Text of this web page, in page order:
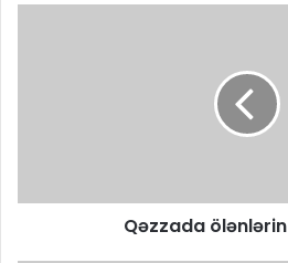
Qəzzada